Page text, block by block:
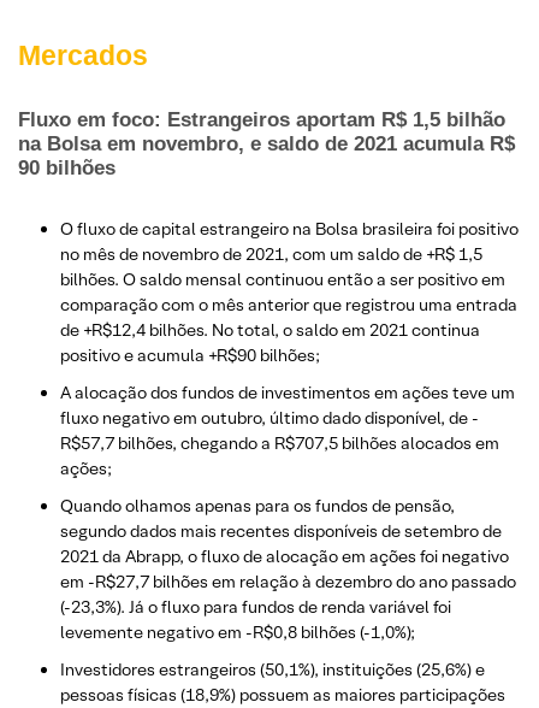
Mercados
Fluxo em foco: Estrangeiros aportam R$ 1,5 bilhão
na Bolsa em novembro, e saldo de 2021 acumula R$
90 bilhões
O fluxo de capital estrangeiro na Bolsa brasileira foi positivo
no mês de novembro de 2021, com um saldo de +R$ 1,5
bilhões. O saldo mensal continuou então a ser positivo em
comparação com o mês anterior que registrou uma entrada
de +R$12,4 bilhões. No total, o saldo em 2021 continua
positivo e acumula +R$90 bilhões;
A alocação dos fundos de investimentos em ações teve um
fluxo negativo em outubro, último dado disponível, de -
R$57,7 bilhões, chegando a R$707,5 bilhões alocados em
ações;
Quando olhamos apenas para os fundos de pensão,
segundo dados mais recentes disponíveis de setembro de
2021 da Abrapp, o fluxo de alocação em ações foi negativo
em -R$27,7 bilhões em relação à dezembro do ano passado
(-23,3%). Já o fluxo para fundos de renda variável foi
levemente negativo em -R$0,8 bilhões (-1,0%);
Investidores estrangeiros (50,1%), instituições (25,6%) e
pessoas físicas (18,9%) possuem as maiores participações